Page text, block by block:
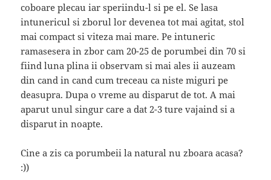
coboare plecau iar speriindu-l si pe el. Se lasa
intunericul si zborul lor devenea tot mai agitat, stol
mai compact si viteza mai mare. Pe intuneric
ramasesera in zbor cam 20-25 de porumbei din 70 si
fiind luna plina ii observam si mai ales ii auzeam
din cand in cand cum treceau ca niste miguri pe
deasupra. Dupa o vreme au disparut de tot. A mai
aparut unul singur care a dat 2-3 ture vajaind si a
disparut in noapte.
Cine a zis ca porumbeii la natural nu zboara acasa?
:))